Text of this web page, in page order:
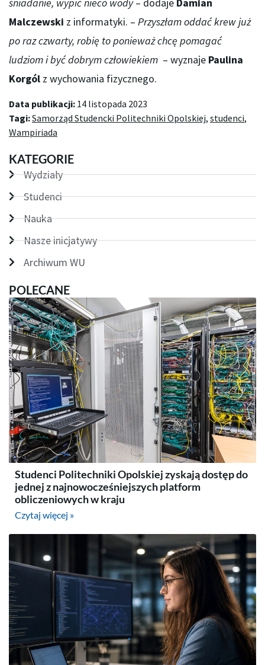
śniadanie, wypić nieco wody– dodaje Damian
Malczewski z informatyki. – Przyszłam oddać krew już
po raz czwarty, robię to ponieważ chcę pomagać
ludziom i być dobrym człowiekiem – wyznaje Paulina
Korgól z wychowania fizycznego.
Data publikacji: 14 listopada 2023
Tagi:Samorząd Studencki Politechniki Opolskiej, studenci,
Wampiriada
KATEGORIE
Wydziały
Studenci
Nauka
Nasze inicjatywy
Archiwum WU
POLECANE
Studenci Politechniki Opolskiej zyskają dostęp do
jednej z najnowocześniejszych platform
obliczeniowych w kraju
Czytaj więcej »